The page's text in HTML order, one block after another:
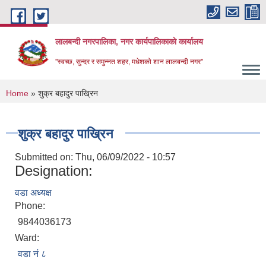
Skip to main content
लालबन्दी नगरपालिका, नगर कार्यपालिकाकाे कार्यालय
''स्वच्छ, सुन्दर र समुन्नत शहर, मधेशको शान लालबन्दी नगर''
You are here
Home » शुक्र बहादुर पाख्रिन
शुक्र बहादुर पाख्रिन
Submitted on: Thu, 06/09/2022 - 10:57
Designation:
वडा अध्यक्ष
Phone:
9844036173
Ward:
वडा नं ८